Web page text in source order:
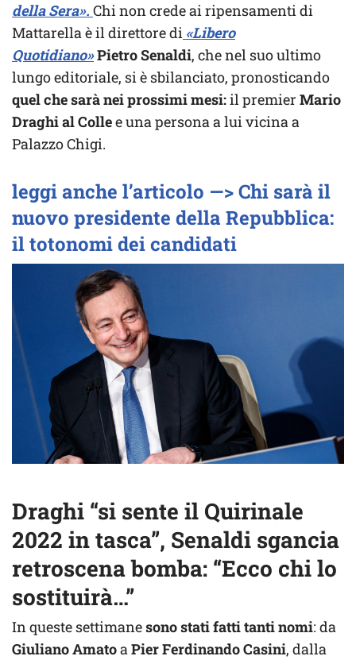
della Sera». Chi non crede ai ripensamenti di
Mattarella è il direttore di «Libero
Quotidiano»Pietro Senaldi, che nel suo ultimo
lungo editoriale, si è sbilanciato, pronosticando
quel che sarà nei prossimi mesi:il premier Mario
Draghi al Collee una persona a lui vicina a
Palazzo Chigi.
leggi anche l’articolo —> Chi sarà il
nuovo presidente della Repubblica:
il totonomi dei candidati
Draghi “si sente il Quirinale
2022 in tasca”, Senaldi sgancia
retroscena bomba: “Ecco chi lo
sostituirà…”
In queste settimanesono stati fatti tanti nomi: da
Giuliano AmatoaPier Ferdinando Casini, dalla